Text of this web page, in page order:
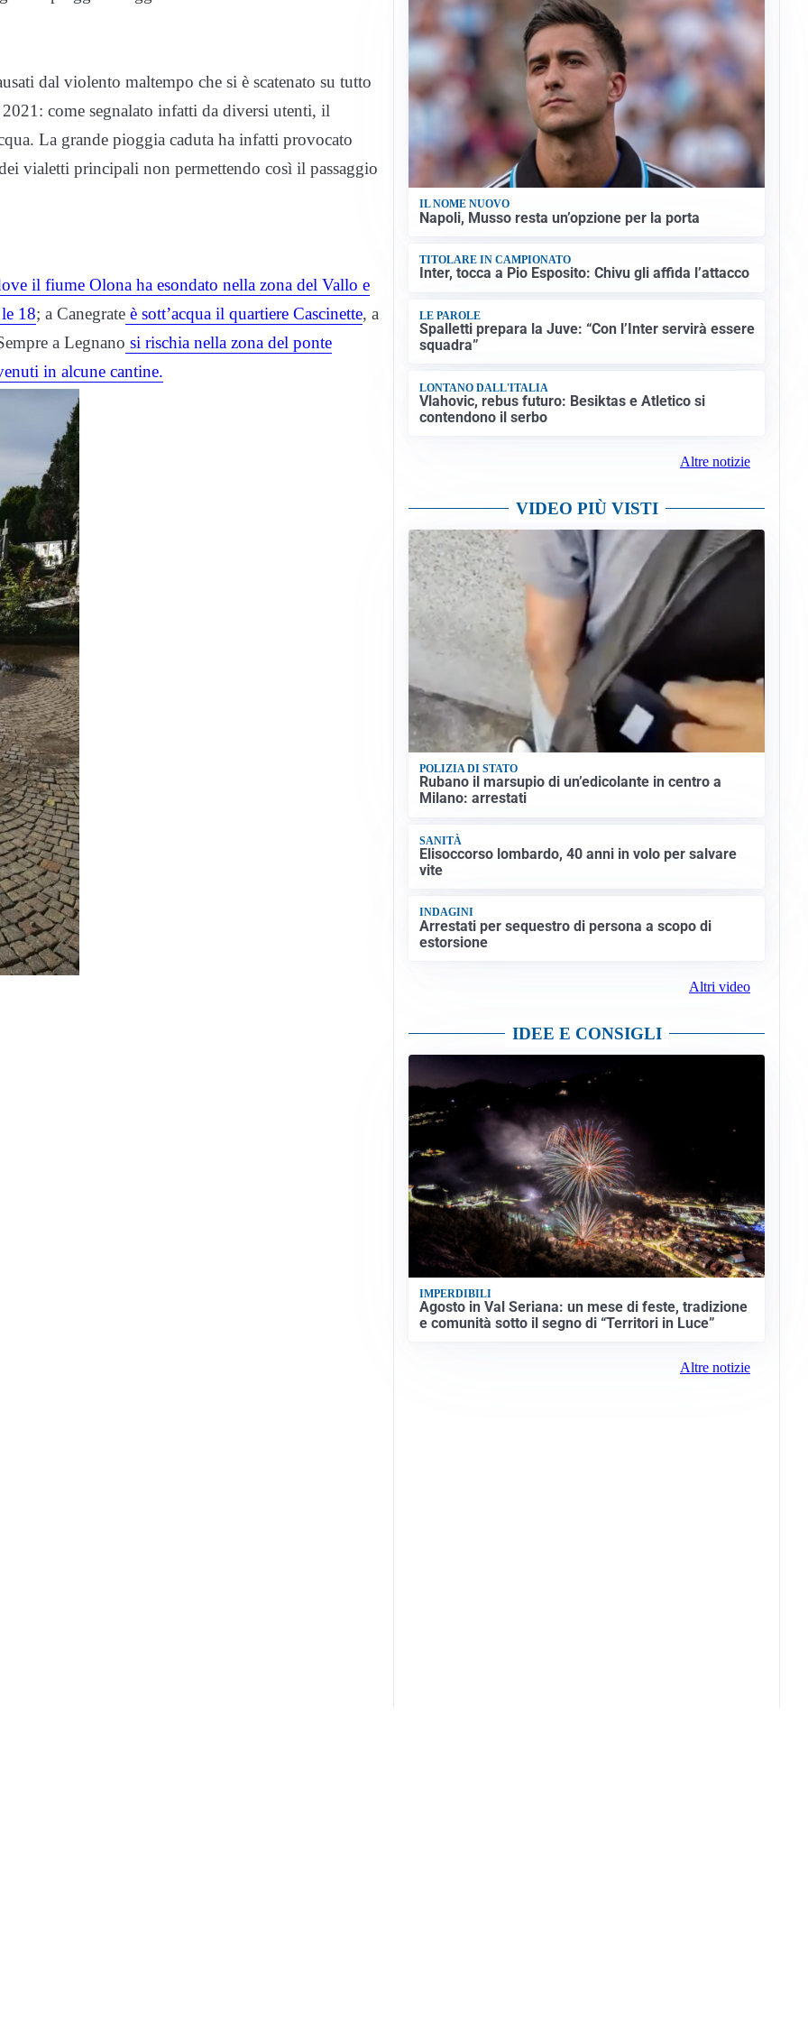
dal violento maltempo che si è scatenato su tutto
come segnalato infatti da diversi utenti, il
La grande pioggia caduta ha infatti provocato
vialetti principali non permettendo così il passaggio
il fiume Olona ha esondato nella zona del Vallo e
18; a Canegrate è sott’acqua il quartiere Cascinette, a
a Legnano si rischia nella zona del ponte
in alcune cantine.
IL NOME NUOVO
Napoli, Musso resta un’opzione per la porta
TITOLARE IN CAMPIONATO
Inter, tocca a Pio Esposito: Chivu gli affida l’attacco
LE PAROLE
Spalletti prepara la Juve: “Con l’Inter servirà essere
squadra”
LONTANO DALL'ITALIA
Vlahovic, rebus futuro: Besiktas e Atletico si
contendono il serbo
Altre notizie
VIDEO PIÙ VISTI
POLIZIA DI STATO
Rubano il marsupio di un’edicolante in centro a
Milano: arrestati
SANITÀ
Elisoccorso lombardo, 40 anni in volo per salvare
vite
INDAGINI
Arrestati per sequestro di persona a scopo di
estorsione
Altri video
IDEE E CONSIGLI
IMPERDIBILI
Agosto in Val Seriana: un mese di feste, tradizione
e comunità sotto il segno di “Territori in Luce”
Altre notizie